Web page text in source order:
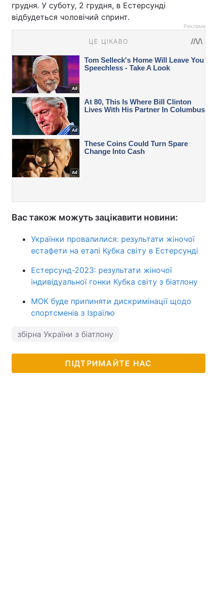
грудня. У суботу, 2 грудня, в Естерсунді
відбудеться чоловічий спринт.
Реклама
Вас також можуть зацікавити новини:
Українки провалилися: результати жіночої
естафети на етапі Кубка світу в Естерсунді
Естерсунд-2023: результати жіночої
індивідуальної гонки Кубка світу з біатлону
МОК буде припиняти дискримінації щодо
спортсменів з Ізраїлю
збірна України з біатлону
ПІДТРИМАЙТЕ НАС